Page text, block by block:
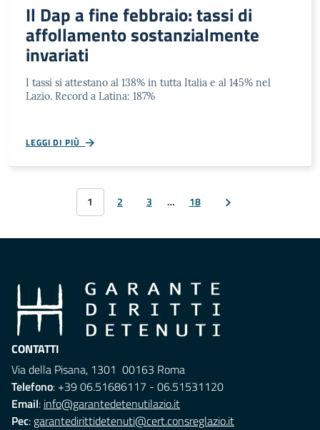
Il Dap a fine febbraio: tassi di
affollamento sostanzialmente
invariati
I tassi si attestano al 138% in tutta Italia e al 145% nel
Lazio. Record a Latina: 187%
LEGGI DI PIÙ
1 2 3 … 18
CONTATTI
Via della Pisana, 1301 00163 Roma
Telefono: +39 06.51686117 - 06.51531120
Email: info@garantedetenutilazio.it
Pec: garantedirittidetenuti@cert.consreglazio.it